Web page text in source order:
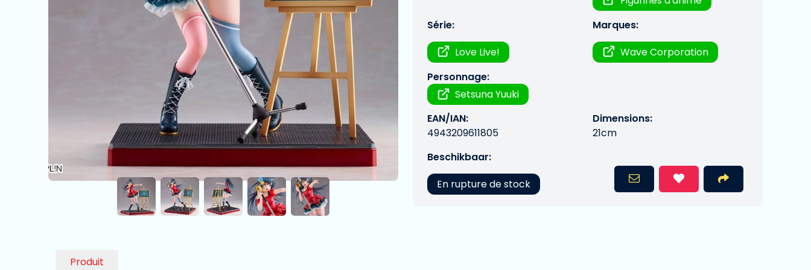
Série:
Love Live!
Marques:
Wave Corporation
Personnage:
Setsuna Yuuki
EAN/IAN:
4943209611805
Dimensions:
21cm
Beschikbaar:
En rupture de stock
Produit